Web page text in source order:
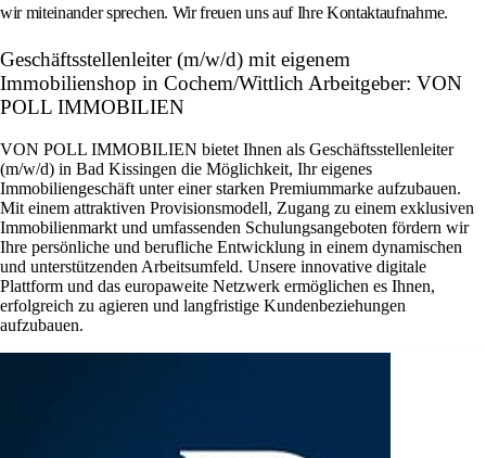
wir miteinander sprechen. Wir freuen uns auf Ihre Kontaktaufnahme.
Geschäftsstellenleiter (m/w/d) mit eigenem
Immobilienshop in Cochem/Wittlich Arbeitgeber: VON
POLL IMMOBILIEN
VON POLL IMMOBILIEN bietet Ihnen als Geschäftsstellenleiter
(m/w/d) in Bad Kissingen die Möglichkeit, Ihr eigenes
Immobiliengeschäft unter einer starken Premiummarke aufzubauen.
Mit einem attraktiven Provisionsmodell, Zugang zu einem exklusiven
Immobilienmarkt und umfassenden Schulungsangeboten fördern wir
Ihre persönliche und berufliche Entwicklung in einem dynamischen
und unterstützenden Arbeitsumfeld. Unsere innovative digitale
Plattform und das europaweite Netzwerk ermöglichen es Ihnen,
erfolgreich zu agieren und langfristige Kundenbeziehungen
aufzubauen.